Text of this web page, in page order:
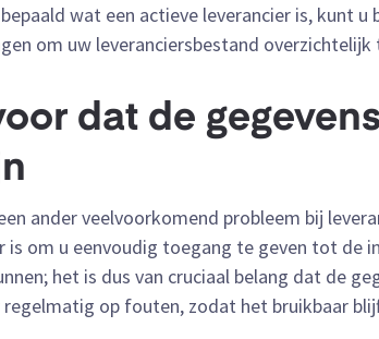
wat een actieve leverancier is, kunt
om uw leveranciersbestand overzichtelijk
dat de
ander veelvoorkomend probleem bij
is om u eenvoudig toegang te geven tot de
het is dus van cruciaal belang dat de
op fouten, zodat het bruikbaar